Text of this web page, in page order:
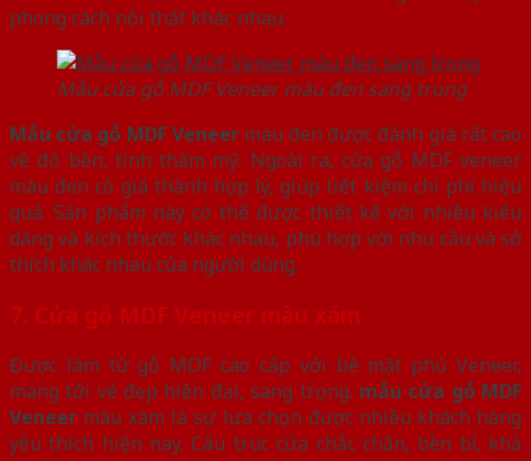
phong cách nội thất khác nhau.
Mẫu cửa gỗ MDF Veneer màu đen sang trọng
Mẫu cửa gỗ MDF Veneer màu đen được đánh giá rất cao
về độ bền, tính thẩm mỹ. Ngoài ra, cửa gỗ MDF veneer
màu đen có giá thành hợp lý, giúp tiết kiệm chi phí hiệu
quả. Sản phẩm này có thể được thiết kế với nhiều kiểu
dáng và kích thước khác nhau, phù hợp với nhu cầu và sở
thích khác nhau của người dùng.
7. Cửa gỗ MDF Veneer màu xám
Được làm từ gỗ MDF cao cấp với bề mặt phủ Veneer,
mang tới vẻ đẹp hiện đại, sang trọng. mẫu cửa gỗ MDF
Veneer màu xám là sự lựa chọn được nhiều khách hàng
yêu thích hiện nay. Cấu trúc cửa chắc chắn, bền bỉ, khả